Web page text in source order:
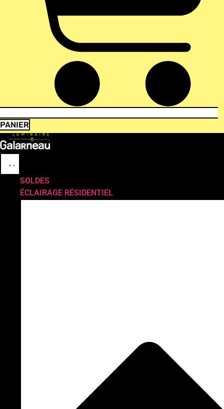
PANIER
SOLDES
ÉCLAIRAGE RÉSIDENTIEL